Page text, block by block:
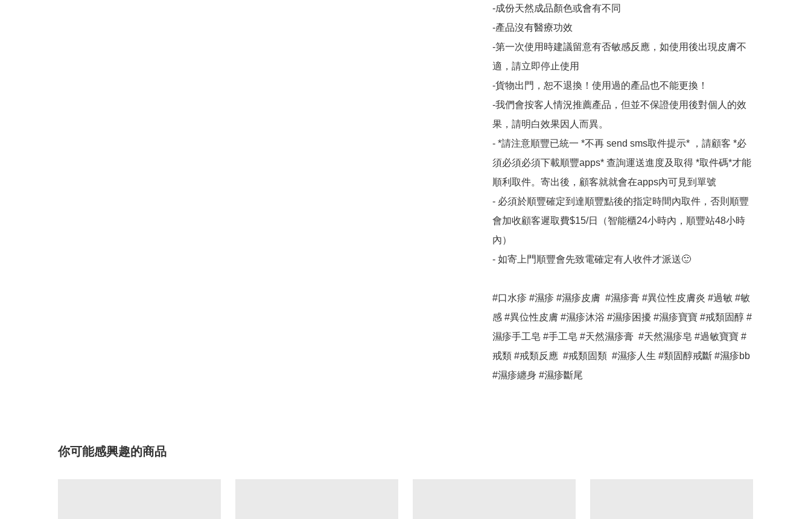
-成份天然成品顏色或會有不同
-產品沒有醫療功效
-第一次使用時建議留意有否敏感反應，如使用後出現皮膚不
適，請立即停止使用
-貨物出門，恕不退換！使用過的產品也不能更換！
-我們會按客人情況推薦產品，但並不保證使用後對個人的效
果，請明白效果因人而異。
- *請注意順豐已統一 *不再 send sms取件提示* ，請顧客 *必
須必須必須下載順豐apps* 查詢運送進度及取得 *取件碼*才能
順利取件。寄出後，顧客就就會在apps內可見到單號
- 必須於順豐確定到達順豐點後的指定時間內取件，否則順豐
會加收顧客遲取費$15/日（智能櫃24小時內，順豐站48小時
內）
- 如寄上門順豐會先致電確定有人收件才派送🙂
#口水疹 #濕疹 #濕疹皮膚  #濕疹膏 #異位性皮膚炎 #過敏 #敏
感 #異位性皮膚 #濕疹沐浴 #濕疹困擾 #濕疹寶寶 #戒類固醇 #
濕疹手工皂 #手工皂 #天然濕疹膏  #天然濕疹皂 #過敏寶寶 #
戒類 #戒類反應  #戒類固類  #濕疹人生 #類固醇戒斷 #濕疹bb
#濕疹纏身 #濕疹斷尾
你可能感興趣的商品